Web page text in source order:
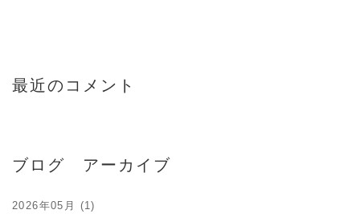
最近のコメント
ブログ アーカイブ
2026年05月 (1)